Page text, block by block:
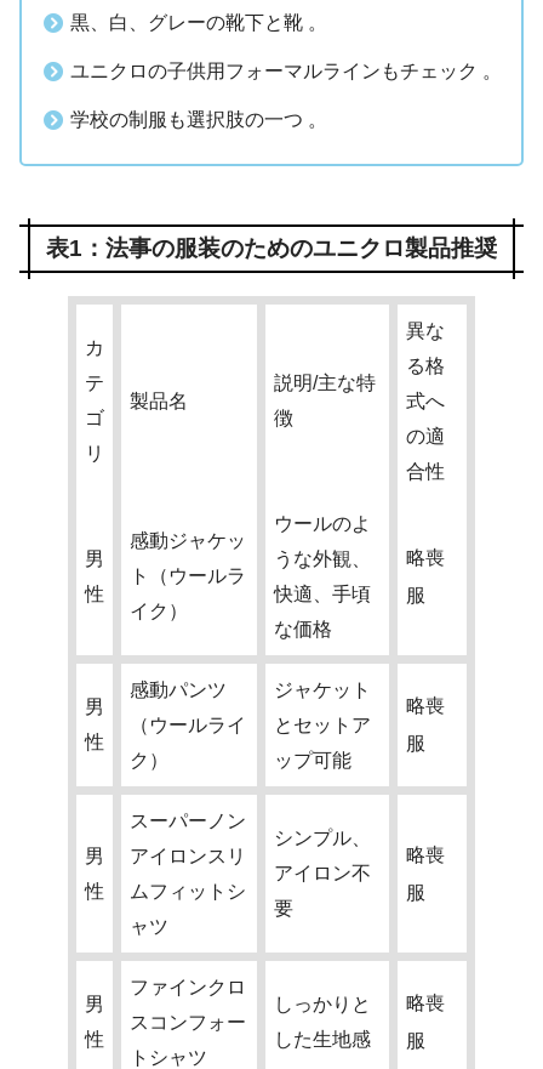
黒、白、グレーの靴下と靴 。
ユニクロの子供用フォーマルラインもチェック 。
学校の制服も選択肢の一つ 。
表1：法事の服装のためのユニクロ製品推奨
カ
テ
ゴ
リ
製品名
説明/主な特
徴
異な
る格
式へ
の適
合性
男
性
感動ジャケッ
ト（ウールラ
イク）
ウールのよ
うな外観、
快適、手頃
な価格
略喪
服
男
性
感動パンツ
（ウールライ
ク）
ジャケット
とセットア
ップ可能
略喪
服
男
性
スーパーノン
アイロンスリ
ムフィットシ
ャツ
シンプル、
アイロン不
要
略喪
服
男
性
ファインクロ
スコンフォー
トシャツ
しっかりと
した生地感
略喪
服